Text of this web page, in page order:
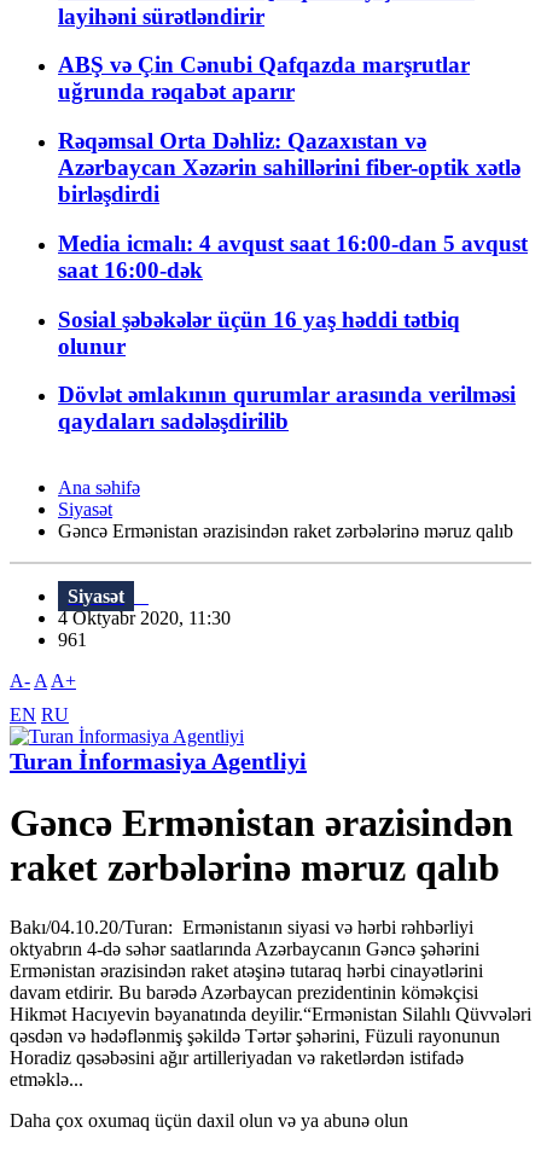
layihəni sürətləndirir
ABŞ və Çin Cənubi Qafqazda marşrutlar
uğrunda rəqabət aparır
Rəqəmsal Orta Dəhliz: Qazaxıstan və
Azərbaycan Xəzərin sahillərini fiber-optik xətlə
birləşdirdi
Media icmalı: 4 avqust saat 16:00-dan 5 avqust
saat 16:00-dək
Sosial şəbəkələr üçün 16 yaş həddi tətbiq
olunur
Dövlət əmlakının qurumlar arasında verilməsi
qaydaları sadələşdirilib
Ana səhifə
Siyasət
Gəncə Ermənistan ərazisindən raket zərbələrinə məruz qalıb
Siyasət
4 Oktyabr 2020, 11:30
961
A- A A+
EN RU
Turan İnformasiya Agentliyi
Gəncə Ermənistan ərazisindən
raket zərbələrinə məruz qalıb
Bakı/04.10.20/Turan: Ermənistanın siyasi və hərbi rəhbərliyi
oktyabrın 4-də səhər saatlarında Azərbaycanın Gəncə şəhərini
Ermənistan ərazisindən raket atəşinə tutaraq hərbi cinayətlərini
davam etdirir. Bu barədə Azərbaycan prezidentinin köməkçisi
Hikmət Hacıyevin bəyanatında deyilir.“Ermənistan Silahlı Qüvvələri
qəsdən və hədəflənmiş şəkildə Tərtər şəhərini, Füzuli rayonunun
Horadiz qəsəbəsini ağır artilleriyadan və raketlərdən istifadə
etməklə...
Daha çox oxumaq üçün daxil olun və ya abunə olun